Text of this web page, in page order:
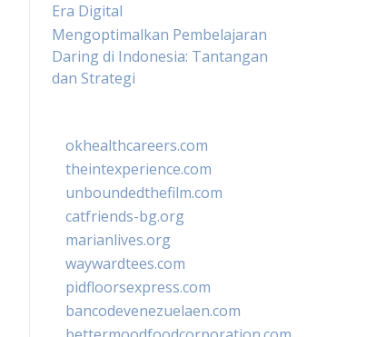
Era Digital
Mengoptimalkan Pembelajaran
Daring di Indonesia: Tantangan
dan Strategi
okhealthcareers.com
theintexperience.com
unboundedthefilm.com
catfriends-bg.org
marianlives.org
waywardtees.com
pidfloorsexpress.com
bancodevenezuelaen.com